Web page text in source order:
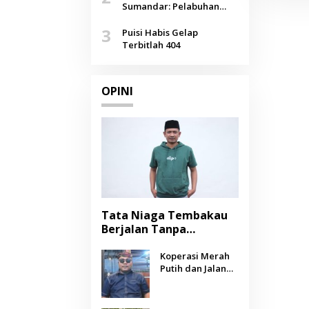
Agustus
Sumandar: Pelabuhan
Selendang Benang Merah
Lombang
3
Puisi Habis Gelap
Terbitlah 404
OPINI
Tata Niaga Tembakau
Berjalan Tanpa
Negara Berpihak
kepada Petani?
Koperasi Merah
Putih dan Jalan